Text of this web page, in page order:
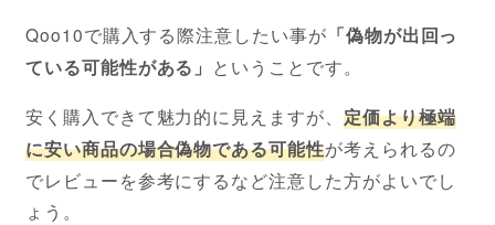
Qoo10で購入する際注意したい事が 「偽物が出回っ
ている可能性がある」 ということです。
安く購入できて魅力的に見えますが、 定価より極端
に安い商品の場合偽物である可能性が考えられるの
でレビューを参考にするなど注意した方がよいでし
ょう。